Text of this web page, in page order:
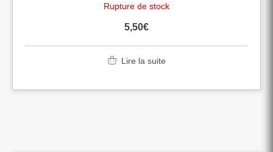
Rupture de stock
5,50€
Lire la suite